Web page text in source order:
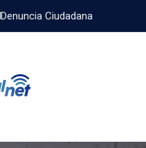
Denuncia Ciudadana